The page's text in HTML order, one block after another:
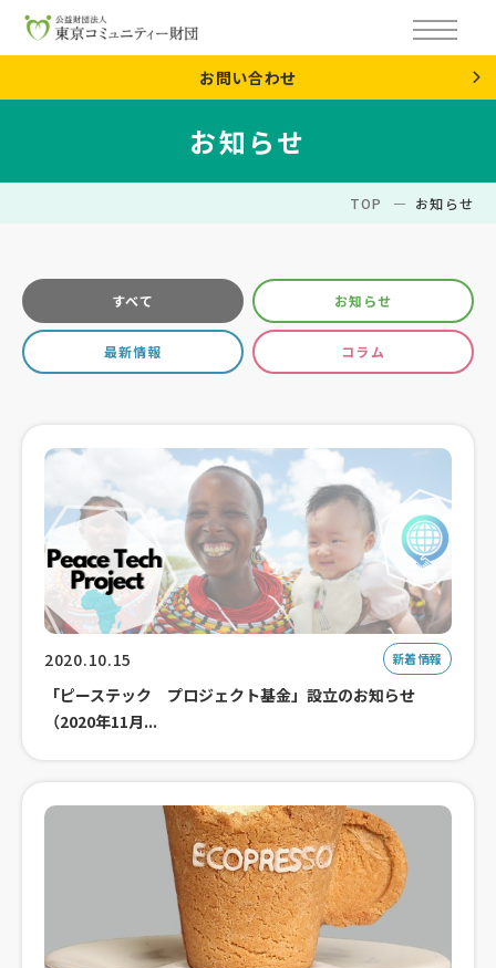
お問い合わせ
お知らせ
TOP お知らせ
すべて お知らせ
最新情報 コラム
2020.10.15 新着情報
「ピーステック プロジェクト基金」設立のお知らせ
（2020年11月...